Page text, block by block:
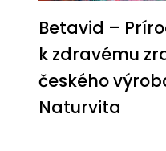
Betavid –
k zdravému
českého
Naturvita